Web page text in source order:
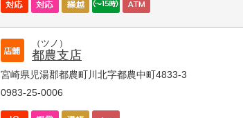
（ツノ）
都農支店
宮崎県児湯郡都農町川北字都農中町4833-3
0983-25-0006